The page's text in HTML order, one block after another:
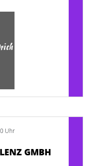
Uhr
GMBH